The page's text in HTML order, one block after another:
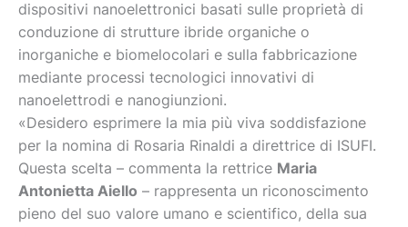
dispositivi nanoelettronici basati sulle proprietà di
conduzione di strutture ibride organiche o
inorganiche e biomelocolari e sulla fabbricazione
mediante processi tecnologici innovativi di
nanoelettrodi e nanogiunzioni.
«Desidero esprimere la mia più viva soddisfazione
per la nomina di Rosaria Rinaldi a direttrice di ISUFI.
Questa scelta – commenta la rettrice Maria
Antonietta Aiello – rappresenta un riconoscimento
pieno del suo valore umano e scientifico, della sua